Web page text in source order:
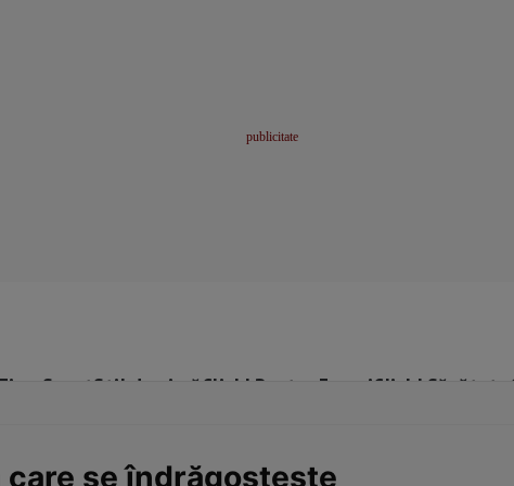
SportStil de viațăClick! Pentru FemeiClick! Sănătate
se îndrăgosteşte